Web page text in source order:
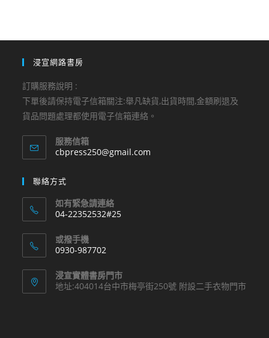
浸宣網路書房
訂購服務說明 :
下單後請保持電子信箱關注:舉凡缺貨,出貨時間,金額刷退及
貨品問題處理都使用電子信箱連絡。
服務信箱
cbpress250@gmail.com
聯絡方式
如有緊急請連絡
04-22352532#25
in
your
application
或撥手機
0930-987702
in
your
浸宣實體書房門市
地址:404014台中市梅亭街250號 附設二手衣物門市